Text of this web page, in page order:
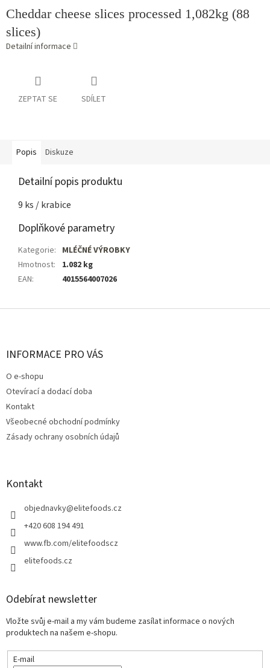
Cheddar cheese slices processed 1,082kg (88
slices)
Detailní informace
ZEPTAT SE SDÍLET
Popis Diskuze
Detailní popis produktu
9 ks / krabice
Doplňkové parametry
Kategorie: MLÉČNÉ VÝROBKY
Hmotnost:
1.082 kg
EAN: 4015564007026
Z
INFORMACE PRO VÁS
O e-shopu
Otevírací a dodací doba
Kontakt
Všeobecné obchodní podmínky
Zásady ochrany osobních údajů
Kontakt
objednavky@elitefoods.cz
+420 608 194 491
www.fb.com/elitefoodscz
elitefoods.cz
Odebírat newsletter
Vložte svůj e-mail a my vám budeme zasílat informace o nových
produktech na našem e-shopu.
E-mail